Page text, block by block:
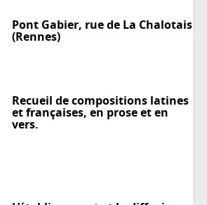
Pont Gabier, rue de La Chalotais
(Rennes)
Recueil de compositions latines
et françaises, en prose et en
vers.